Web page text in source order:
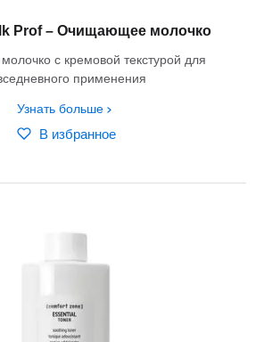
Prof – Очищающее молочко
с кремовой текстурой для
применения
Узнать больше
В избранное